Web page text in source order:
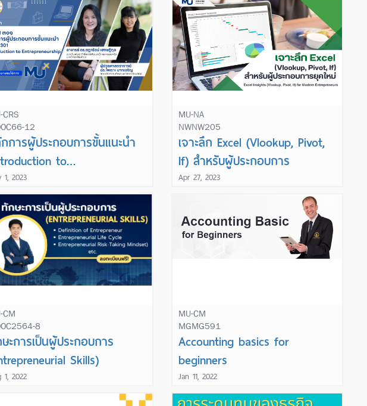
CRS
12
การผู้ประกอบการขั้นแนะนำ
to
1, 2023
MU-NA
NWNW205
เจาะลึก Excel (Vlookup, Pivot,
If) สำหรับผู้ประกอบการ
Apr 27, 2023
Learn More
CM
8
ะการเป็นผู้ประกอบการ
Skills)
1, 2022
Learn More
MU-CM
MGMG591
Accounting basics for
beginners
Jan 11, 2022
Learn More Learn More